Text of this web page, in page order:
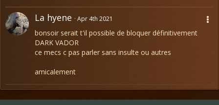
La hyene Apr 4th 2021
bonsoir serait t'il possible de bloquer définitivement
DARK VADOR
ce mecs c pas parler sans insulte ou autres
amicalement